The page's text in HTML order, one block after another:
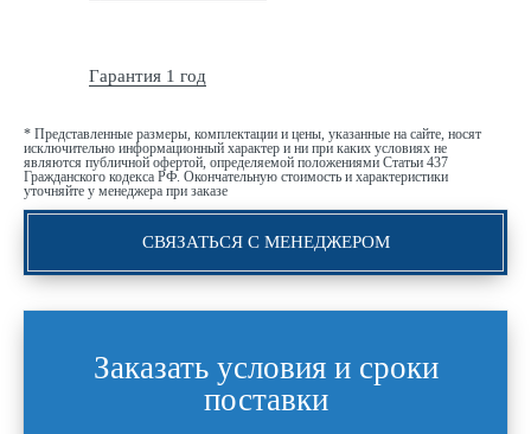
Гарантия 1 год
* Представленные размеры, комплектации и цены, указанные на сайте, носят
исключительно информационный характер и ни при каких условиях не
являются публичной офертой, определяемой положениями Статьи 437
Гражданского кодекса РФ. Окончательную стоимость и характеристики
уточняйте у менеджера при заказе
СВЯЗАТЬСЯ С МЕНЕДЖЕРОМ
Заказать условия и сроки
поставки